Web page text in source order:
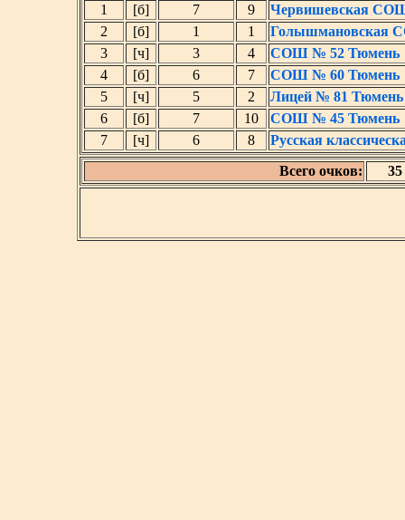
1
[б] 7 9
Червишевская
2
[б] 1 1
Голышмановская
3
[ч] 3 4
СОШ № 52 Тюмень
4
[б] 6 7
СОШ № 60 Тюмень
5
[ч] 5 2
Лицей № 81 Тюмень
6
[б] 7 10
СОШ № 45 Тюмень
7
[ч] 6 8
Русская
Всего очков:
35